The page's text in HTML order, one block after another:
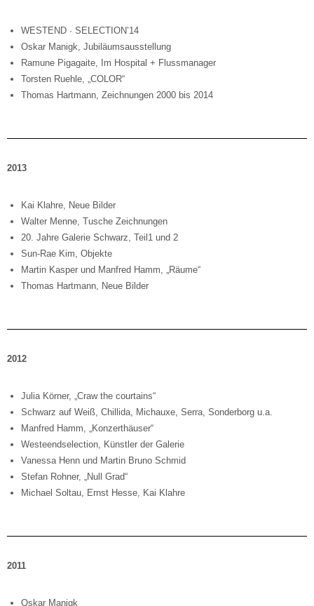
WESTEND · SELECTION’14
Oskar Manigk, Jubiläumsausstellung
Ramune Pigagaite, Im Hospital + Flussmanager
Torsten Ruehle, „COLOR“
Thomas Hartmann, Zeichnungen 2000 bis 2014
2013
Kai Klahre, Neue Bilder
Walter Menne, Tusche Zeichnungen
20. Jahre Galerie Schwarz, Teil1 und 2
Sun-Rae Kim, Objekte
Martin Kasper und Manfred Hamm, „Räume“
Thomas Hartmann, Neue Bilder
2012
Julia Körner, „Craw the courtains“
Schwarz auf Weiß, Chillida, Michauxe, Serra, Sonderborg u.a.
Manfred Hamm, „Konzerthäuser“
Westeendselection, Künstler der Galerie
Vanessa Henn und Martin Bruno Schmid
Stefan Rohner, „Null Grad“
Michael Soltau, Ernst Hesse, Kai Klahre
2011
Oskar Manigk